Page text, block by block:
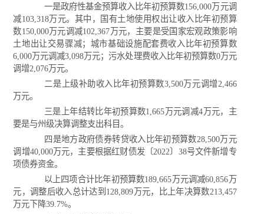
一是政府性基金预算收入比年初预算数156,000万元调
减103,318万元。其中，国有土地使用权出让收入比年初预算
数150,000万元调减102,367万元，主要是受国家宏观政策影响
土地出让交易骤减；城市基础设施配套费收入比年初预算数
6,000万元调减3,098万元；污水处理费收入比年初预算数0万元
调增2,076万元。
二是上级补助收入比年初预算数3,500万元调增2,466
万元。
三是上年结转比年初预算数1,665万元调减4万元，主
要是与州级决算调整支出科目。
四是地方政府债券转贷收入比年初预算数28,500万元
调增40,000万元，主要根据红财债发〔2022〕38号文件新增专
项债券资金。
以上四项合计比年初预算数189,665万元调减60,856万
元，调整后收入总计达到128,809万元，比上年决算数213,457
万元下降39.7%。